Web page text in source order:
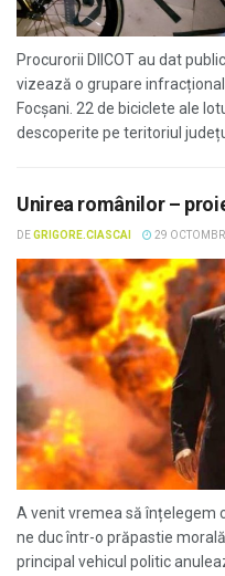
Procurorii DIICOT au dat
vizează o grupare
Focșani. 22 de biciclete ale
descoperite pe teritoriul
Unirea românilor –
DEGRIGORE.CIASCAI 29
A venit vremea să înțelegem
ne duc într-o prăpastie
principal vehicul politic